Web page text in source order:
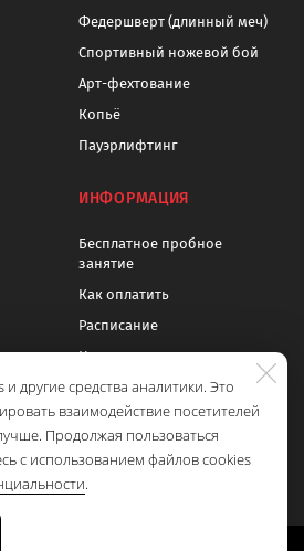
Федершверт (длинный меч)
Спортивный ножевой бой
Арт-фехтование
Копьё
Пауэрлифтинг
ИНФОРМАЦИЯ
Бесплатное пробное
занятие
Как оплатить
Расписание
Цены
Контакты
Политика обработки
персональных данных
другие средства аналитики. Это
взаимодействие посетителей
Продолжая пользоваться
с использованием файлов cookies
.